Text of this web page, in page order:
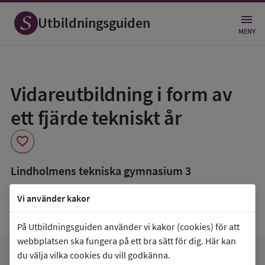
Vi använder kakor
På Utbildningsguiden använder vi kakor (cookies) för att
webbplatsen ska fungera på ett bra sätt för dig. Här kan
du välja vilka cookies du vill godkänna.
Utbildningsguiden MENY
Vidareutbildning i form av
ett fjärde tekniskt år
favorite
som
favorit
Lindholmens tekniska gymnasium 3
book_5 Inriktning som finns tillgänglig
Produktionsteknik
Gå tillLindholmens tekniska gymnasium 3